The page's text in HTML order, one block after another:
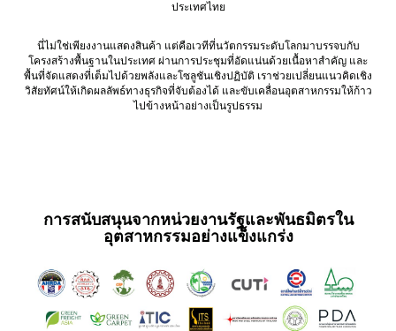
ประเทศไทย
นี่ไม่ใช่เพียงงานแสดงสินค้า แต่คือเวทีที่นวัตกรรมระดับโลกมาบรรจบกับ
โครงสร้างพื้นฐานในประเทศ ผ่านการประชุมที่อัดแน่นด้วยเนื้อหาสำคัญ และ
พื้นที่จัดแสดงที่เต็มไปด้วยพลังและโซลูชันเชิงปฏิบัติ เราช่วยเปลี่ยนแนวคิดเชิง
วิสัยทัศน์ให้เกิดผลลัพธ์ทางธุรกิจที่จับต้องได้ และขับเคลื่อนอุตสาหกรรมให้ก้าว
ไปข้างหน้าอย่างเป็นรูปธรรม
การสนับสนุนจากหน่วยงานรัฐและพันธมิตรใน
อุตสาหกรรมอย่างแข็งแกร่ง